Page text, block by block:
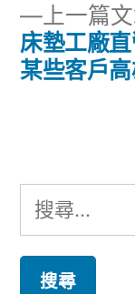
導
覽
上一篇
床墊工廠
某些客戶
搜
尋